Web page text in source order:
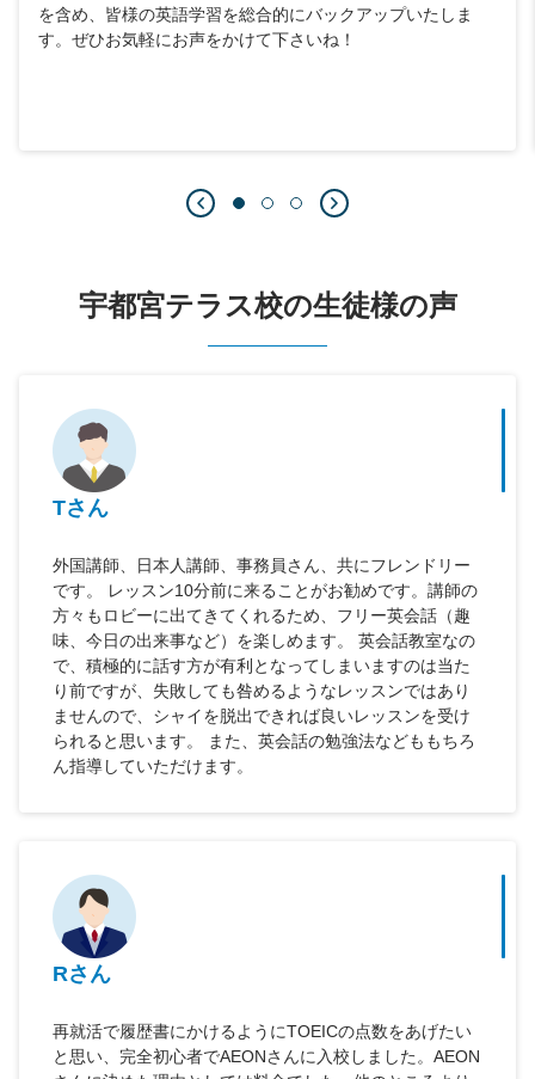
を含め、皆様の英語学習を総合的にバックアップいたしま
す。ぜひお気軽にお声をかけて下さいね！
宇都宮テラス校の生徒様の声
Tさん
外国講師、日本人講師、事務員さん、共にフレンドリー
です。 レッスン10分前に来ることがお勧めです。講師の
方々もロビーに出てきてくれるため、フリー英会話（趣
味、今日の出来事など）を楽しめます。 英会話教室なの
で、積極的に話す方が有利となってしまいますのは当た
り前ですが、失敗しても咎めるようなレッスンではあり
ませんので、シャイを脱出できれば良いレッスンを受け
られると思います。 また、英会話の勉強法などももちろ
ん指導していただけます。
Rさん
再就活で履歴書にかけるようにTOEICの点数をあげたい
と思い、完全初心者でAEONさんに入校しました。AEON